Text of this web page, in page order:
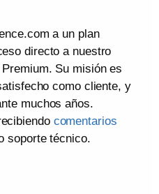
a un plan
directo a nuestro
Su misión es
como cliente, y
muchos años.
comentarios
soporte técnico.